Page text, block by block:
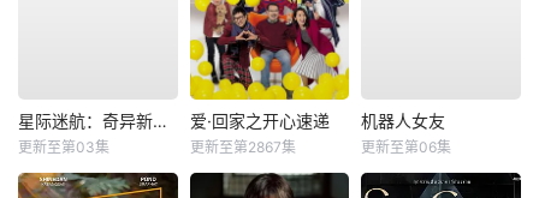
星际迷航：奇异新世界第四季
更新至第03集
爱·回家之开心速递
更新至第2867集
机器人女友
更新至第06集